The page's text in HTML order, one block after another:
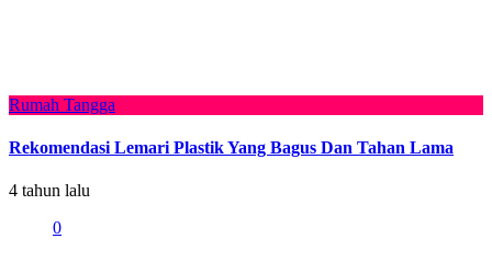
Rumah Tangga
Rekomendasi Lemari Plastik Yang Bagus Dan Tahan Lama
4 tahun lalu
0